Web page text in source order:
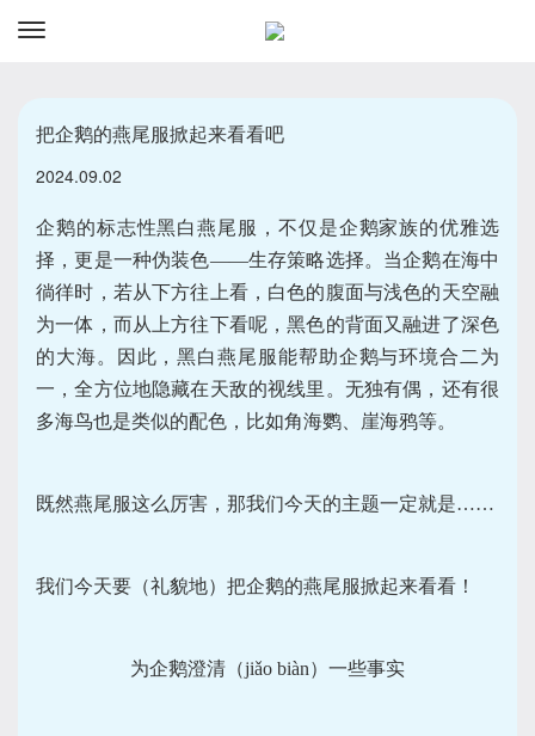
订
把企鹅的燕尾服掀起来看看吧
2024.09.02
企鹅的标志性黑白燕尾服，不仅是企鹅家族的优雅选
择，更是一种伪装色——生存策略选择。当企鹅在海中
徜徉时，若从下方往上看，白色的腹面与浅色的天空融
为一体，而从上方往下看呢，黑色的背面又融进了深色
的大海。因此，黑白燕尾服能帮助企鹅与环境合二为
一，全方位地隐藏在天敌的视线里。无独有偶，还有很
多海鸟也是类似的配色，比如角海鹦、崖海鸦等。
既然燕尾服这么厉害，那我们今天的主题一定就是……
我们今天要（礼貌地）把企鹅的燕尾服掀起来看看！
为企鹅澄清（jiǎo biàn）一些事实